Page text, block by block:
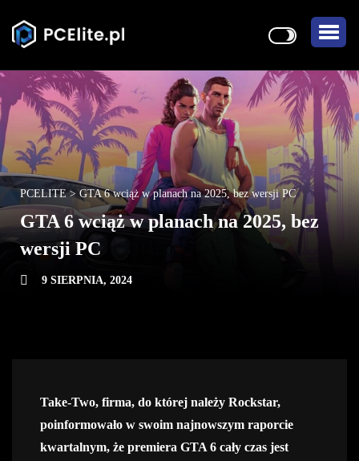
PCELITE>GTA 6 wciąż w planach na 2025, bez wersji PC
GTA 6 wciąż w planach na 2025, bez
wersji PC
9 SIERPNIA, 2024
Take-Two, firma, do której należy Rockstar,
poinformowało w swoim najnowszym raporcie
kwartalnym, że premiera GTA 6 cały czas jest